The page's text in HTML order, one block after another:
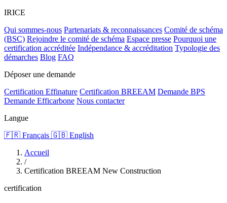
IRICE
Qui sommes-nous Partenariats & reconnaissances Comité de schéma
(BSC) Rejoindre le comité de schéma Espace presse Pourquoi une
certification accréditée Indépendance & accréditation Typologie des
démarches Blog FAQ
Déposer une demande
Certification Effinature Certification BREEAM Demande BPS
Demande Efficarbone Nous contacter
Langue
🇫🇷 Français 🇬🇧 English
Accueil
/
Certification BREEAM New Construction
certification